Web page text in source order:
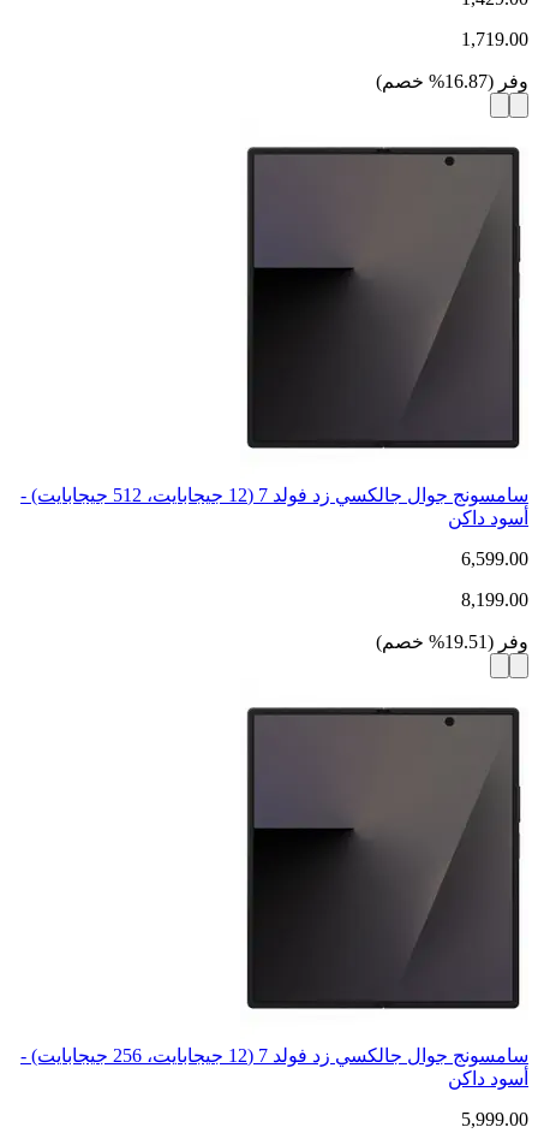
1,719.00
وفر (
16.87
% خصم)
سامسونج جوال جالكسي زد فولد 7 (12 جيجابايت، 512 جيجابايت) -
أسود داكن
6,599.00
8,199.00
وفر (
19.51
% خصم)
سامسونج جوال جالكسي زد فولد 7 (12 جيجابايت، 256 جيجابايت) -
أسود داكن
5,999.00